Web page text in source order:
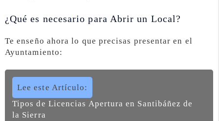
¿Qué es necesario para Abrir un Local?
Te enseño ahora lo que precisas presentar en el
Ayuntamiento:
Lee este Artículo:
Tipos de Licencias Apertura en Santibáñez de
la Sierra